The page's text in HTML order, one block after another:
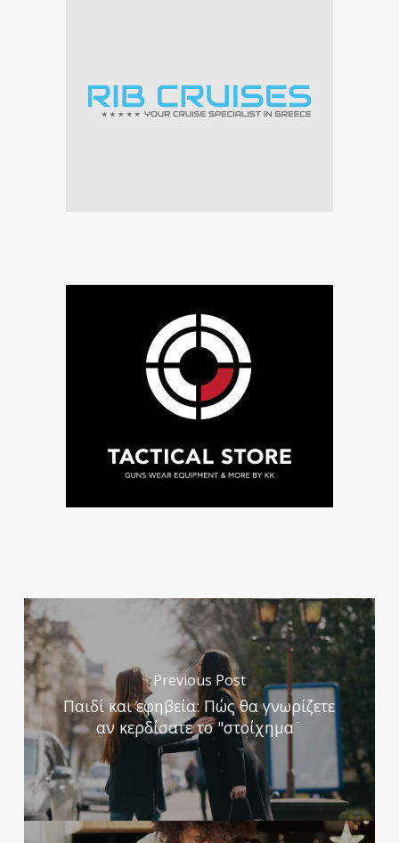
Previous Post
Παιδί και εφηβεία: Πώς θα γνωρίζετε
αν κερδίσατε το "στοίχημα¨